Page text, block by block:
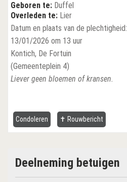
Geboren te: Duffel
Overleden te: Lier
Datum en plaats van de plechtigheid:
13/01/2026 om 13 uur
Kontich, De Fortuin
(Gemeenteplein 4)
Liever geen bloemen of kransen.
Condoleren ✝ Rouwbericht
Deelneming betuigen